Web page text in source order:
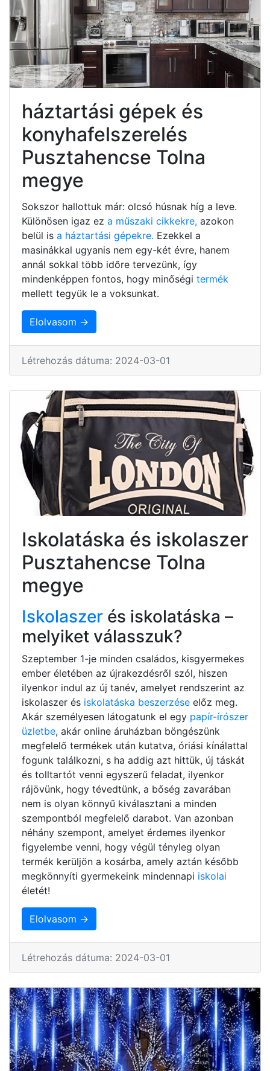
háztartási gépek és
konyhafelszerelés
Pusztahencse Tolna
megye
Sokszor hallottuk már: olcsó húsnak híg a leve.
Különösen igaz ez a műszaki cikkekre, azokon
belül is a háztartási gépekre. Ezekkel a
masinákkal ugyanis nem egy-két évre, hanem
annál sokkal több időre tervezünk, így
mindenképpen fontos, hogy minőségi termék
mellett tegyük le a voksunkat.
Elolvasom →
Létrehozás dátuma: 2024-03-01
Iskolatáska és iskolaszer
Pusztahencse Tolna
megye
Iskolaszer és iskolatáska –
melyiket válasszuk?
Szeptember 1-je minden családos, kisgyermekes
ember életében az újrakezdésről szól, hiszen
ilyenkor indul az új tanév, amelyet rendszerint az
iskolaszer és iskolatáska beszerzése előz meg.
Akár személyesen látogatunk el egy papír-írószer
üzletbe, akár online áruházban böngészünk
megfelelő termékek után kutatva, óriási kínálattal
fogunk találkozni, s ha addig azt hittük, új táskát
és tolltartót venni egyszerű feladat, ilyenkor
rájövünk, hogy tévedtünk, a bőség zavarában
nem is olyan könnyű kiválasztani a minden
szempontból megfelelő darabot. Van azonban
néhány szempont, amelyet érdemes ilyenkor
figyelembe venni, hogy végül tényleg olyan
termék kerüljön a kosárba, amely aztán később
megkönnyíti gyermekeink mindennapi iskolai
életét!
Elolvasom →
Létrehozás dátuma: 2024-03-01